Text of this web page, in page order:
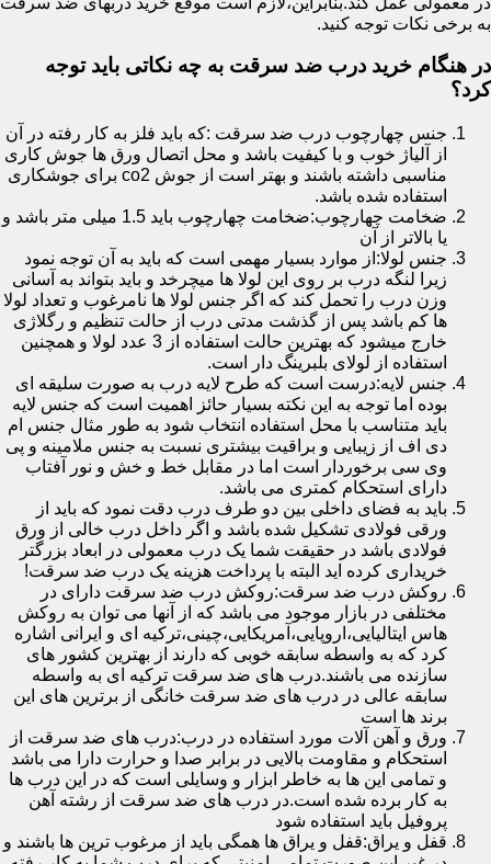
به برخی نکات توجه کنید.
در هنگام خرید درب ضد سرقت به چه نکاتی باید توجه
کرد؟
جنس چهارچوب درب ضد سرقت :که باید فلز به کار رفته در آن
از آلیاژ خوب و با کیفیت باشد و محل اتصال ورق ها جوش کاری
مناسبی داشته باشند و بهتر است از جوش co2 برای جوشکاری
استفاده شده باشد.
ضخامت چهارچوب:ضخامت چهارچوب باید 1.5 میلی متر باشد و
یا بالاتر از آن
جنس لولا:از موارد بسیار مهمی است که باید به آن توجه نمود
زیرا لنگه درب بر روی این لولا ها میچرخد و باید بتواند به آسانی
وزن درب را تحمل کند که اگر جنس لولا ها نامرغوب و تعداد لولا
ها کم باشد پس از گذشت مدتی درب از حالت تنظیم و رگلاژی
خارج میشود که بهترین حالت استفاده از 3 عدد لولا و همچنین
استفاده از لولای بلبرینگ دار است.
جنس لایه:درست است که طرح لایه درب به صورت سلیقه ای
بوده اما توجه به این نکته بسیار حائز اهمیت است که جنس لایه
باید متناسب با محل استفاده انتخاب شود به طور مثال جنس ام
دی اف از زیبایی و براقیت بیشتری نسبت به جنس ملامینه و پی
وی سی برخوردار است اما در مقابل خط و خش و نور آفتاب
دارای استحکام کمتری می باشد.
باید به فضای داخلی بین دو طرف درب دقت نمود که باید از
ورقی فولادی تشکیل شده باشد و اگر داخل درب خالی از ورق
فولادی باشد در حقیقت شما یک درب معمولی در ابعاد بزرگتر
خریداری کرده اید البته با پرداخت هزینه یک درب ضد سرقت!
روکش درب ضد سرقت:روکش درب ضد سرقت دارای در
مختلفی در بازار موجود می باشد که از آنها می توان به روکش
هاس ایتالیایی،اروپایی،آمریکایی،چینی،ترکیه ای و ایرانی اشاره
کرد که به واسطه سابقه خوبی که دارند از بهترین کشور های
سازنده می باشند.درب های ضد سرقت ترکیه ای به واسطه
سابقه عالی در درب های ضد سرقت خانگی از برترین های این
برند ها است
ورق و آهن آلات مورد استفاده در درب:درب های ضد سرقت از
استحکام و مقاومت بالایی در برابر صدا و حرارت دارا می باشد
و تمامی این ها به خاطر ابزار و وسایلی است که در این درب ها
به کار برده شده است.در درب های ضد سرقت از رشته آهن
پروفیل باید استفاده شود
قفل و یراق:قفل و یراق ها همگی باید از مرغوب ترین ها باشند و